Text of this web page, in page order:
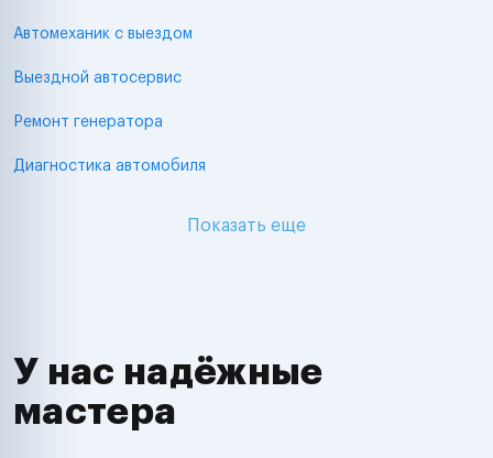
Автомеханик с выездом
Выездной автосервис
Ремонт генератора
Диагностика автомобиля
Показать еще
У нас надёжные
мастера